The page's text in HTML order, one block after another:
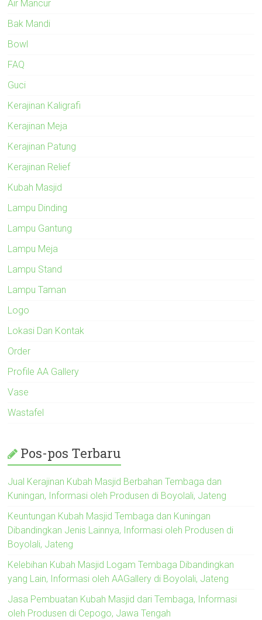
Air Mancur
Bak Mandi
Bowl
FAQ
Guci
Kerajinan Kaligrafi
Kerajinan Meja
Kerajinan Patung
Kerajinan Relief
Kubah Masjid
Lampu Dinding
Lampu Gantung
Lampu Meja
Lampu Stand
Lampu Taman
Logo
Lokasi Dan Kontak
Order
Profile AA Gallery
Vase
Wastafel
Pos-pos Terbaru
Jual Kerajinan Kubah Masjid Berbahan Tembaga dan
Kuningan, Informasi oleh Produsen di Boyolali, Jateng
Keuntungan Kubah Masjid Tembaga dan Kuningan
Dibandingkan Jenis Lainnya, Informasi oleh Produsen di
Boyolali, Jateng
Kelebihan Kubah Masjid Logam Tembaga Dibandingkan
yang Lain, Informasi oleh AAGallery di Boyolali, Jateng
Jasa Pembuatan Kubah Masjid dari Tembaga, Informasi
oleh Produsen di Cepogo, Jawa Tengah